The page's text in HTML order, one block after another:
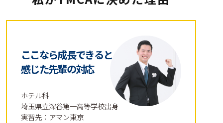
ここなら成長できると
感じた先輩の対応
ホテル科
埼玉県立深谷第一高等学校出身
実習先：アマン東京